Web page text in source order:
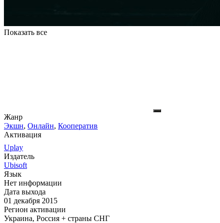
Показать все
Жанр
Экшн, Онлайн, Кооператив
Активация
Uplay
Издатель
Ubisoft
Язык
Нет информации
Дата выхода
01 декабря 2015
Регион активации
Украина, Россия + страны СНГ